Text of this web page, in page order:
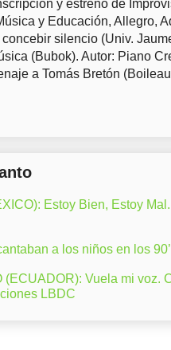
y estreno de
y Educación, Allegro,
silencio (Univ.
(Bubok). Autor: Piano
a Tomás Bretón
Estoy Bien, Estoy
a los niños en los
Vuela mi voz.
LBDC